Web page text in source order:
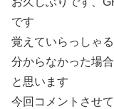
です
覚えていらっしゃ
分からなかった場
と思います
今回コメントさせ